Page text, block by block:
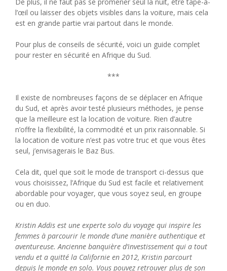
De plus, il ne faut pas se promener seul la nuit, être tape-à-
l’œil ou laisser des objets visibles dans la voiture, mais cela
est en grande partie vrai partout dans le monde.
Pour plus de conseils de sécurité, voici un guide complet
pour rester en sécurité en Afrique du Sud.
***
Il existe de nombreuses façons de se déplacer en Afrique
du Sud, et après avoir testé plusieurs méthodes, je pense
que la meilleure est la location de voiture. Rien d’autre
n’offre la flexibilité, la commodité et un prix raisonnable. Si
la location de voiture n’est pas votre truc et que vous êtes
seul, j’envisagerais le Baz Bus.
Cela dit, quel que soit le mode de transport ci-dessus que
vous choisissez, l’Afrique du Sud est facile et relativement
abordable pour voyager, que vous soyez seul, en groupe
ou en duo.
Kristin Addis est une experte solo du voyage qui inspire les
femmes à parcourir le monde d’une manière authentique et
aventureuse. Ancienne banquière d’investissement qui a tout
vendu et a quitté la Californie en 2012, Kristin parcourt
depuis le monde en solo. Vous pouvez retrouver plus de son